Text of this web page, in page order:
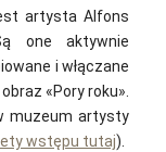
artysta Alfons
one aktywnie
i włączane
«Pory roku».
muzeum artysty
wstępu tutaj).